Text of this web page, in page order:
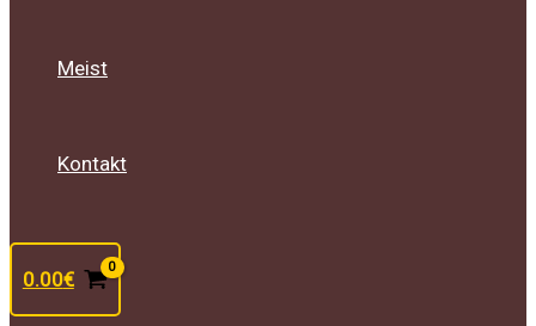
Meist
Kontakt
0.00€